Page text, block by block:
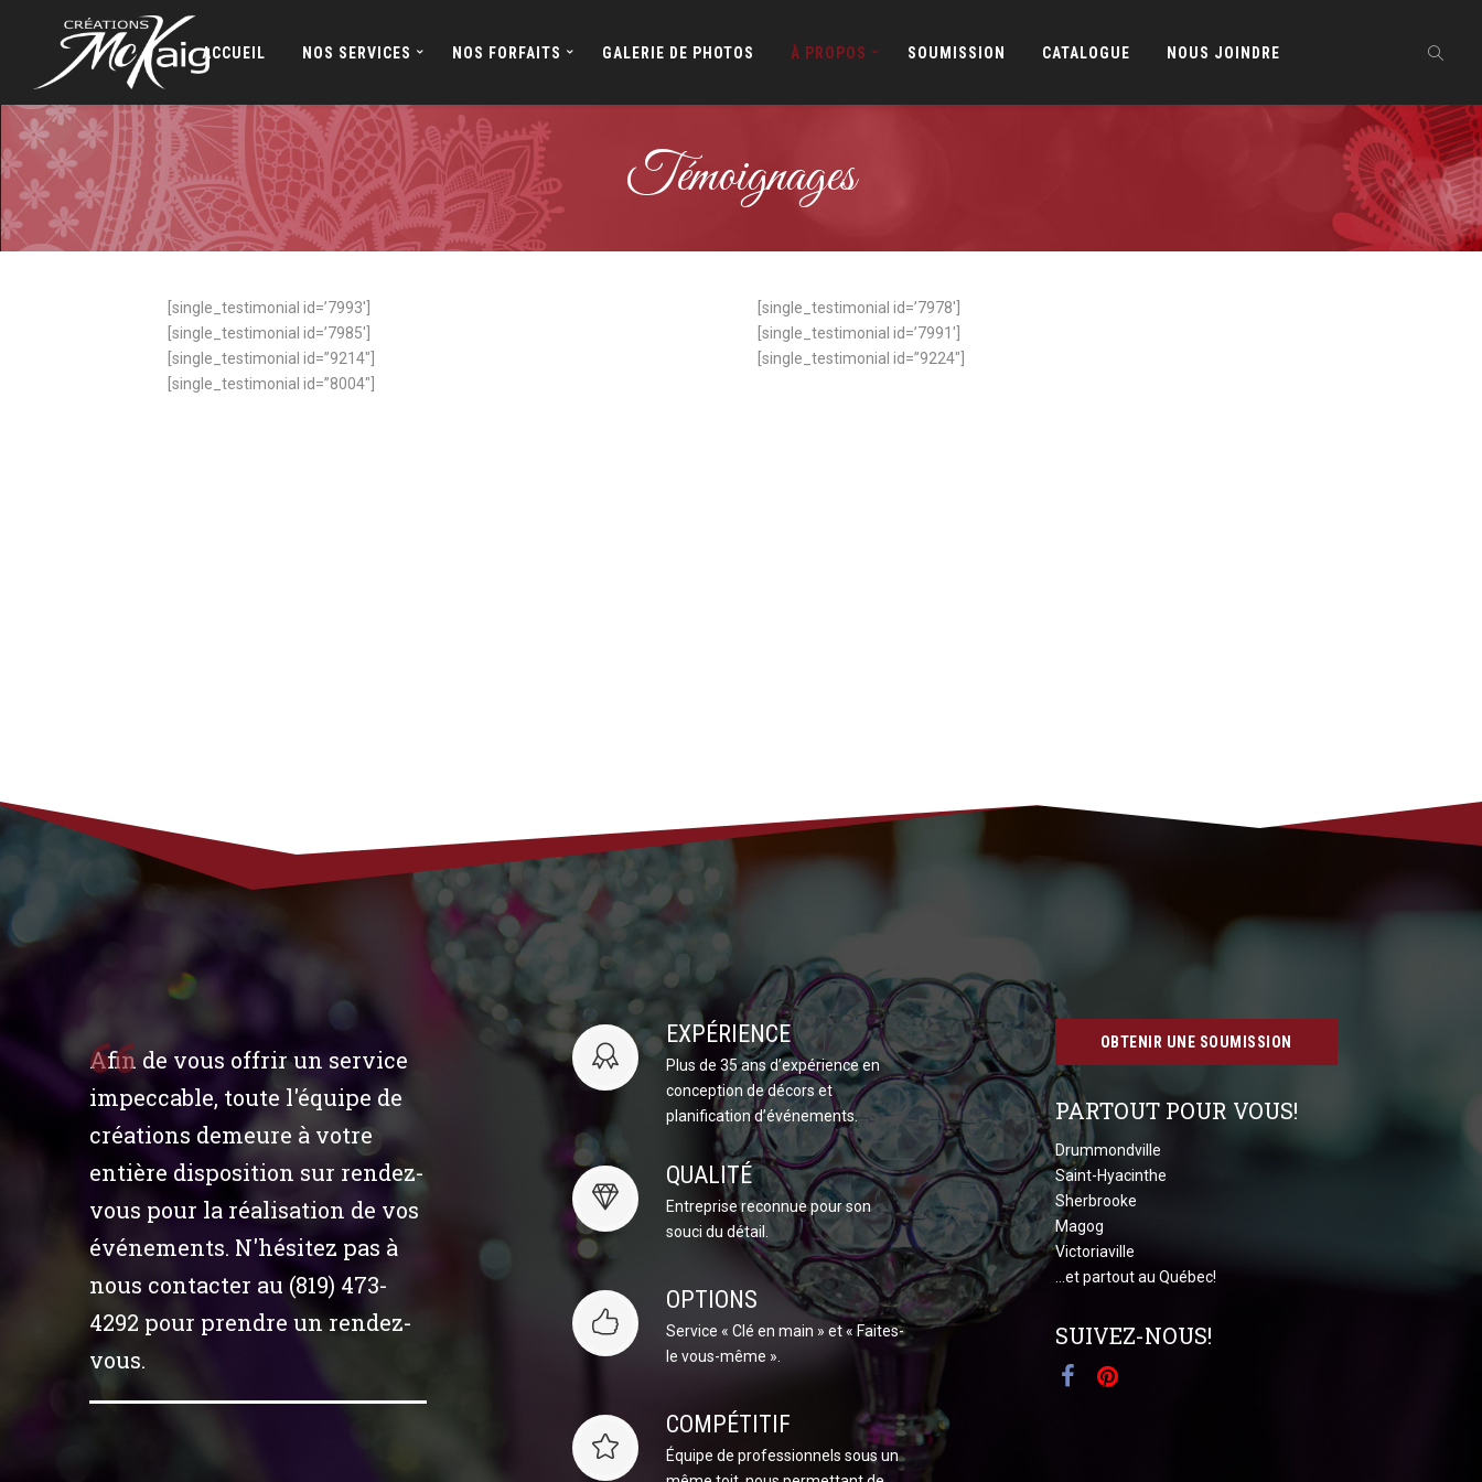
ACCUEIL NOS SERVICES NOS FORFAITS GALERIE DE PHOTOS À PROPOS SOUMISSION CATALOGUE NOUS JOINDRE
Témoignages
[single_testimonial id=’7993′]
[single_testimonial id=’7978′]
[single_testimonial id=’7985′]
[single_testimonial id=’7991′]
[single_testimonial id=”9214″]
[single_testimonial id=”9224″]
[single_testimonial id=”8004″]
Afin de vous offrir un service
impeccable, toute l'équipe de
créations demeure à votre
entière disposition sur rendez-
vous pour la réalisation de vos
événements. N'hésitez pas à
nous contacter au (819) 473-
4292 pour prendre un rendez-
vous.
EXPÉRIENCE
Plus de 35 ans d’expérience en
conception de décors et
planification d’événements.
QUALITÉ
Entreprise reconnue pour son
souci du détail.
OPTIONS
Service « Clé en main » et « Faites-
le vous-même ».
COMPÉTITIF
Équipe de professionnels sous un
OBTENIR UNE SOUMISSION
PARTOUT POUR VOUS!
Drummondville
Saint-Hyacinthe
Sherbrooke
Magog
Victoriaville
...et partout au Québec!
SUIVEZ-NOUS!